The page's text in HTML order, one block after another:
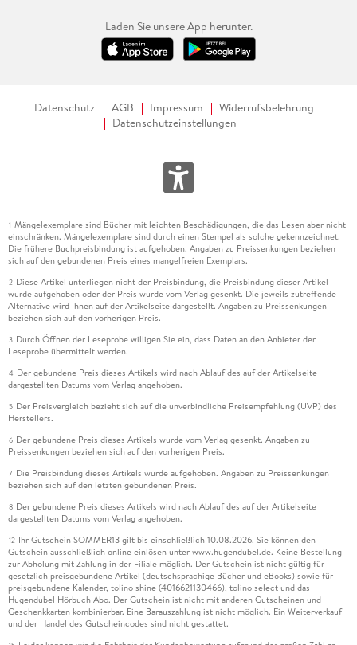
Laden Sie unsere App herunter.
Datenschutz AGB Impressum
Widerrufsbelehrung
Datenschutzeinstellungen
1 Mängelexemplare sind Bücher mit leichten Beschädigungen, die das Lesen aber nicht
einschränken. Mängelexemplare sind durch einen Stempel als solche gekennzeichnet.
Die frühere Buchpreisbindung ist aufgehoben. Angaben zu Preissenkungen beziehen
sich auf den gebundenen Preis eines mangelfreien Exemplars.
2 Diese Artikel unterliegen nicht der Preisbindung, die Preisbindung dieser Artikel
wurde aufgehoben oder der Preis wurde vom Verlag gesenkt. Die jeweils zutreffende
Alternative wird Ihnen auf der Artikelseite dargestellt. Angaben zu Preissenkungen
beziehen sich auf den vorherigen Preis.
3 Durch Öffnen der Leseprobe willigen Sie ein, dass Daten an den Anbieter der
Leseprobe übermittelt werden.
4 Der gebundene Preis dieses Artikels wird nach Ablauf des auf der Artikelseite
dargestellten Datums vom Verlag angehoben.
5 Der Preisvergleich bezieht sich auf die unverbindliche Preisempfehlung (UVP) des
Herstellers.
6 Der gebundene Preis dieses Artikels wurde vom Verlag gesenkt. Angaben zu
Preissenkungen beziehen sich auf den vorherigen Preis.
7 Die Preisbindung dieses Artikels wurde aufgehoben. Angaben zu Preissenkungen
beziehen sich auf den letzten gebundenen Preis.
8 Der gebundene Preis dieses Artikels wird nach Ablauf des auf der Artikelseite
dargestellten Datums vom Verlag angehoben.
12 Ihr Gutschein SOMMER13 gilt bis einschließlich 10.08.2026. Sie können den
Gutschein ausschließlich online einlösen unter www.hugendubel.de. Keine Bestellung
zur Abholung mit Zahlung in der Filiale möglich. Der Gutschein ist nicht gültig für
gesetzlich preisgebundene Artikel (deutschsprachige Bücher und eBooks) sowie für
preisgebundene Kalender, tolino shine (4016621130466), tolino select und das
Hugendubel Hörbuch Abo. Der Gutschein ist nicht mit anderen Gutscheinen und
Geschenkkarten kombinierbar. Eine Barauszahlung ist nicht möglich. Ein Weiterverkauf
und der Handel des Gutscheincodes sind nicht gestattet.